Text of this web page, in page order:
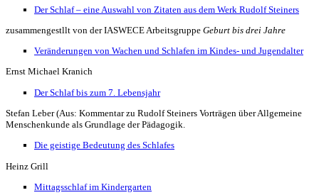
Der Schlaf – eine Auswahl von Zitaten aus dem Werk Rudolf Steiners
zusammengestllt von der IASWECE Arbeitsgruppe Geburt bis drei Jahre
Veränderungen von Wachen und Schlafen im Kindes- und Jugendalter
Ernst Michael Kranich
Der Schlaf bis zum 7. Lebensjahr
Stefan Leber (Aus: Kommentar zu Rudolf Steiners Vorträgen über Allgemeine
Menschenkunde als Grundlage der Pädagogik.
Die geistige Bedeutung des Schlafes
Heinz Grill
Mittagsschlaf im Kindergarten